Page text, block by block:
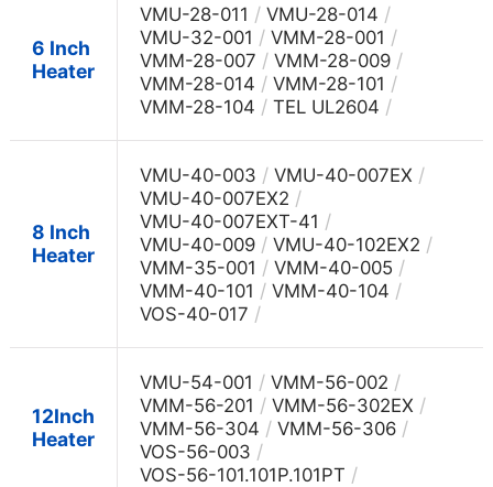
6 Inch
Heater
VMU-28-011 / VMU-28-014 /
VMU-32-001 / VMM-28-001 /
VMM-28-007 / VMM-28-009 /
VMM-28-014 / VMM-28-101 /
VMM-28-104 / TEL UL2604 /
8 Inch
Heater
VMU-40-003 / VMU-40-007EX /
VMU-40-007EX2 /
VMU-40-007EXT-41 /
VMU-40-009 / VMU-40-102EX2 /
VMM-35-001 / VMM-40-005 /
VMM-40-101 / VMM-40-104 /
VOS-40-017 /
12Inch
Heater
VMU-54-001 / VMM-56-002 /
VMM-56-201 / VMM-56-302EX /
VMM-56-304 / VMM-56-306 /
VOS-56-003 /
VOS-56-101.101P.101PT /